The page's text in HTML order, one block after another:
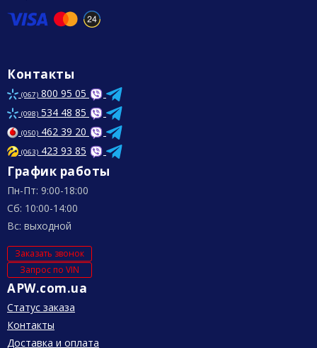
Контакты
(067) 800 95 05
(098) 534 48 85
(050) 462 39 20
(063) 423 93 85
График работы
Пн-Пт: 9:00-18:00
Сб: 10:00-14:00
Вс: выходной
Заказать звонок
Запрос по VIN
APW.com.ua
Статус заказа
Контакты
Доставка и оплата